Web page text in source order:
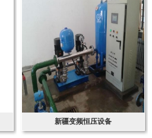
新疆变频恒压设备